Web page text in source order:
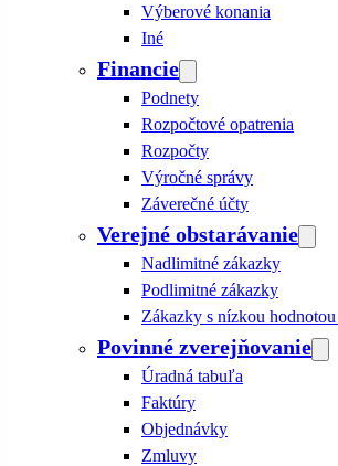
Výberové konania
Iné
Financie
Podnety
Rozpočtové opatrenia
Rozpočty
Výročné správy
Záverečné účty
Verejné obstarávanie
Nadlimitné zákazky
Podlimitné zákazky
Zákazky s nízkou
Povinné zverejňovanie
Úradná tabuľa
Faktúry
Objednávky
Zmluvy